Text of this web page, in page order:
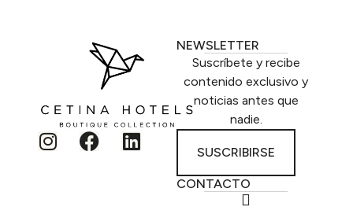
NEWSLETTER
Suscríbete y recibe
contenido exclusivo y
noticias antes que
nadie.
SUSCRIBIRSE
CONTACTO